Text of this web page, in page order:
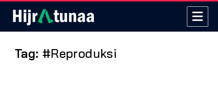
Tag: #Reproduksi